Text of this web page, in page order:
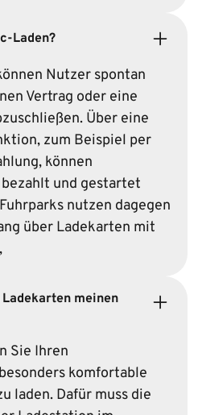
Laden?
Nutzer spontan
Vertrag oder eine
Über eine
zum Beispiel per
können
und gestartet
nutzen dagegen
über Ladekarten mit
meinen
Sie Ihren
komfortable
laden. Dafür muss die